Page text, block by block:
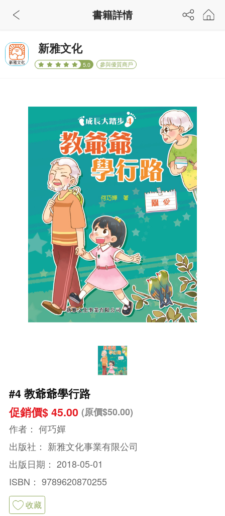
新雅文化
5.0 參與優質商戶
#4 教爺爺學行路
促銷價$ 45.00 (原價$50.00)
作者： 何巧嬋
出版社： 新雅文化事業有限公司
出版日期： 2018-05-01
ISBN： 9789620870255
收藏
書籍詳情